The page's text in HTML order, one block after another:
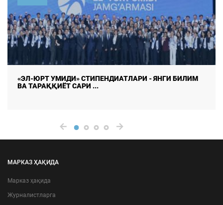
ОНЛАЙН ТАДҚИҚОТЛАРДА МАЪЛУМОТЛАР
ИЗЧИЛЛИГИ ВА РЕСПОНДЕНТЛАР ...
МАРКАЗ ҲАҚИДА
Марказ ҳақида
Журналистларга